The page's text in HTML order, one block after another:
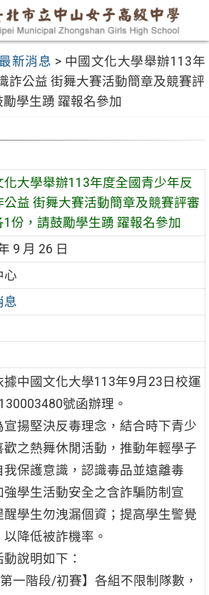
最新消息 > 中國文化大學舉辦113年
詐公益 街舞大賽活動簡章及競賽評
學生踴 躍報名參加
化大學舉辦113年度全國青少年反
公益 街舞大賽活動簡章及競賽評審
1份，請鼓勵學生踴 躍報名參加
9 月 26 日
心
息
據中國文化大學113年9月23日校運
號函辦理。
宣揚堅決反毒理念，結合時下青少
歡之熱舞休閒活動，推動年輕學子
我保護意識，認識毒品並遠離毒
強學生活動安全之含詐騙防制宣
醒學生勿洩漏個資；提高學生警覺
以降低被詐機率。
說明如下：
一階段/初賽】各組不限制隊數，